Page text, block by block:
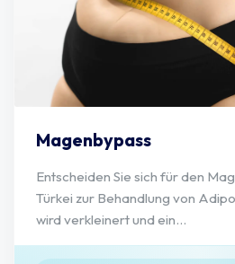
Magenbypass
Entscheiden Sie sich für den
Türkei zur Behandlung von
wird verkleinert und ein...